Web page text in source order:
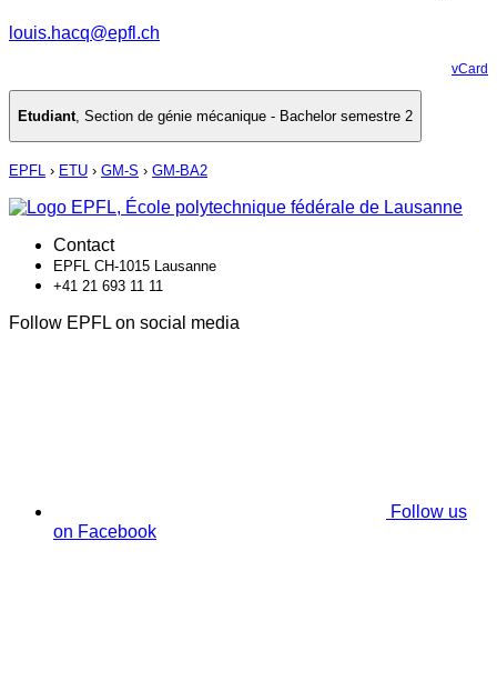
louis.hacq@epfl.ch
vCard
Etudiant, Section de génie mécanique - Bachelor semestre 2
EPFL › ETU › GM-S › GM-BA2
Contact
EPFL CH-1015 Lausanne
+41 21 693 11 11
Follow EPFL on social media
Follow us
on Facebook